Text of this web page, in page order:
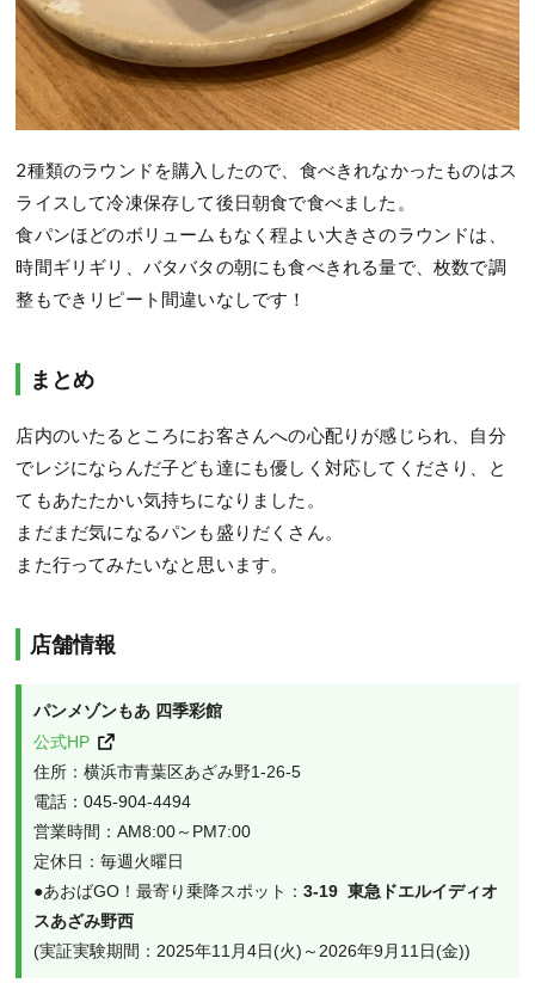
2種類のラウンドを購入したので、食べきれなかったものはス
ライスして冷凍保存して後日朝食で食べました。
食パンほどのボリュームもなく程よい大きさのラウンドは、
時間ギリギリ、バタバタの朝にも食べきれる量で、枚数で調
整もできリピート間違いなしです！
まとめ
店内のいたるところにお客さんへの心配りが感じられ、自分
でレジにならんだ子ども達にも優しく対応してくださり、と
てもあたたかい気持ちになりました。
まだまだ気になるパンも盛りだくさん。
また行ってみたいなと思います。
店舗情報
パンメゾンもあ 四季彩館
公式HP
住所：横浜市青葉区あざみ野1-26-5
電話：045-904-4494
営業時間：AM8:00～PM7:00
定休日：毎週火曜日
●あおばGO！最寄り乗降スポット：3-19  東急ドエルイディオ
スあざみ野西
(実証実験期間：2025年11月4日(火)～2026年9月11日(金))